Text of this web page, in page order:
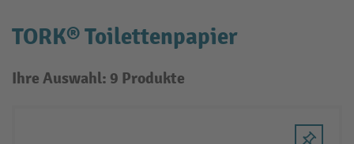
TORK® Toilettenpapier
Ihre Auswahl: 9 Produkte